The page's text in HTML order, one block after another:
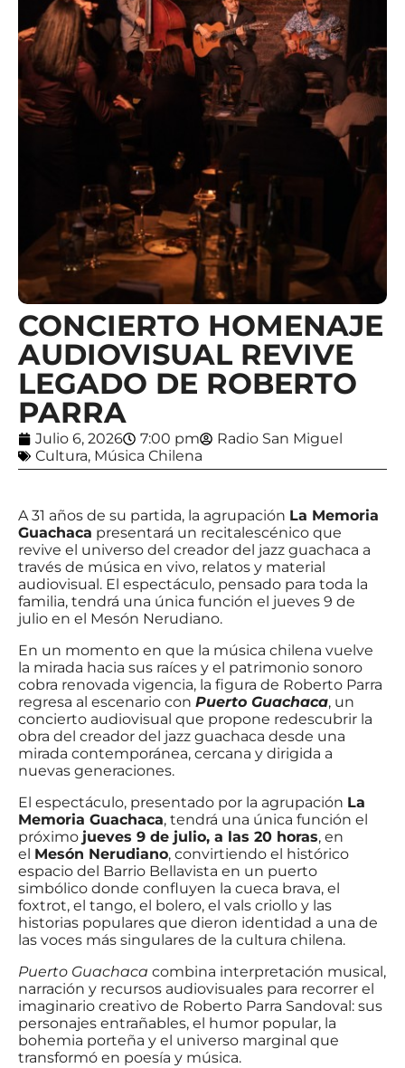
CONCIERTO HOMENAJE
AUDIOVISUAL REVIVE
LEGADO DE ROBERTO
PARRA
Julio 6, 2026 7:00 pm
Radio San Miguel
Cultura, Música Chilena
A 31 años de su partida, la agrupación La Memoria
Guachaca presentará un recitalescénico que
revive el universo del creador del jazz guachaca a
través de música en vivo, relatos y material
audiovisual. El espectáculo, pensado para toda la
familia, tendrá una única función el jueves 9 de
julio en el Mesón Nerudiano.
En un momento en que la música chilena vuelve
la mirada hacia sus raíces y el patrimonio sonoro
cobra renovada vigencia, la figura de Roberto Parra
regresa al escenario con Puerto Guachaca, un
concierto audiovisual que propone redescubrir la
obra del creador del jazz guachaca desde una
mirada contemporánea, cercana y dirigida a
nuevas generaciones.
El espectáculo, presentado por la agrupación La
Memoria Guachaca, tendrá una única función el
próximo jueves 9 de julio, a las 20 horas, en
el Mesón Nerudiano, convirtiendo el histórico
espacio del Barrio Bellavista en un puerto
simbólico donde confluyen la cueca brava, el
foxtrot, el tango, el bolero, el vals criollo y las
historias populares que dieron identidad a una de
las voces más singulares de la cultura chilena.
Puerto Guachaca combina interpretación musical,
narración y recursos audiovisuales para recorrer el
imaginario creativo de Roberto Parra Sandoval: sus
personajes entrañables, el humor popular, la
bohemia porteña y el universo marginal que
transformó en poesía y música.